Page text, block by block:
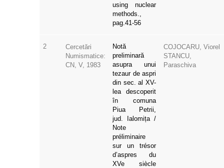
using nuclear
methods.,
pag.41-56
2
Cercetări
Numismatice:
CN, V, 1983
Notă
preliminară
asupra unui
tezaur de aspri
din sec. al XV-
lea descoperit
în comuna
Piua Petrii,
jud. Ialomița /
Note
préliminaire
sur un trésor
d’aspres du
XVe siècle
COJOCARU, Viorel
STANCU,
Paraschiva